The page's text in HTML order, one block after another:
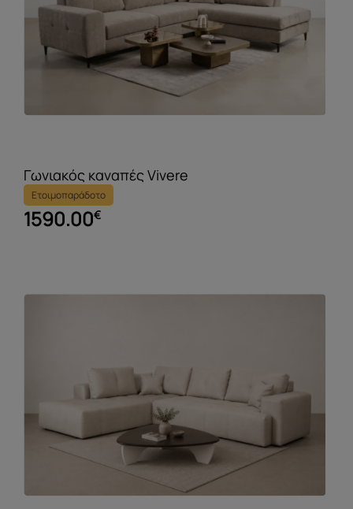
Γωνιακός καναπές Vivere
Ετοιμοπαράδοτο
1590.00€